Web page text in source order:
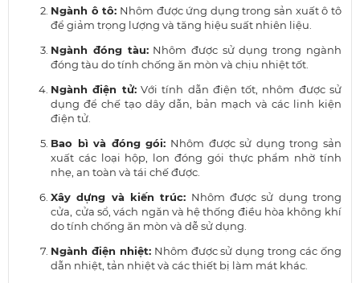
Ngành ô tô: Nhôm được ứng dụng trong sản xuất ô tô
để giảm trọng lượng và tăng hiệu suất nhiên liệu.
Ngành đóng tàu:Nhôm được sử dụng trong ngành
đóng tàu do tính chống ăn mòn và chịu nhiệt tốt.
Ngành điện tử:Với tính dẫn điện tốt, nhôm được sử
dụng để chế tạo dây dẫn, bản mạch và các linh kiện
điện tử.
Bao bì và đóng gói: Nhôm được sử dụng trong sản
xuất các loại hộp, lon đóng gói thực phẩm nhờ tính
nhẹ, an toàn và tái chế được.
Xây dựng và kiến trúc: Nhôm được sử dụng trong
cửa, cửa sổ, vách ngăn và hệ thống điều hòa không khí
do tính chống ăn mòn và dễ sử dụng.
Ngành điện nhiệt:Nhôm được sử dụng trong các ống
dẫn nhiệt, tản nhiệt và các thiết bị làm mát khác.